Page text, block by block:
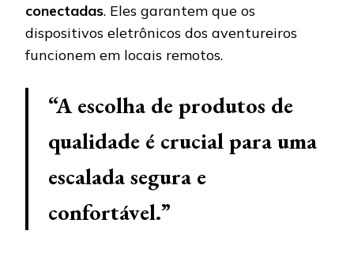
conectadas. Eles garantem que os
dispositivos eletrônicos dos aventureiros
funcionem em locais remotos.
“A escolha de produtos de
qualidade é crucial para uma
escalada segura e
confortável.”